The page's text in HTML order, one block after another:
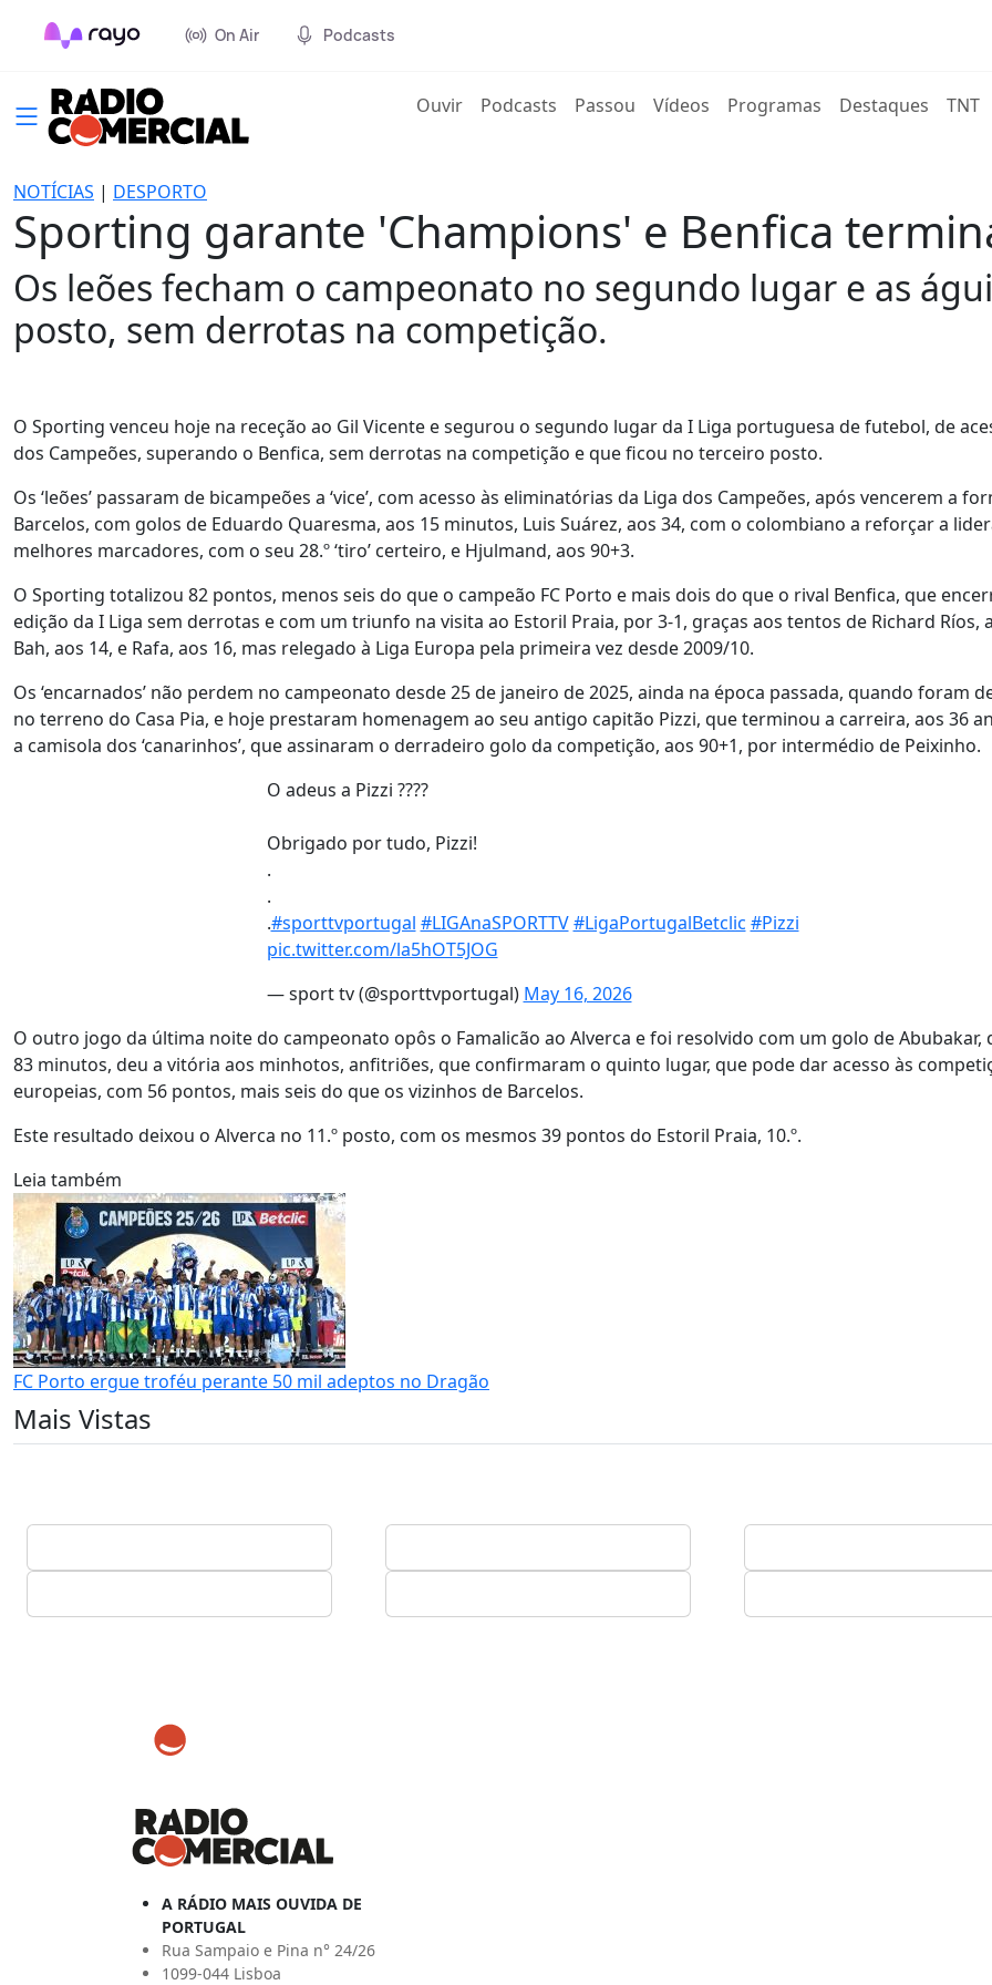
On Air Podcasts
Ouvir(current)
Podcasts Passou Vídeos Programas Destaques TNT
NOTÍCIAS | DESPORTO
Sporting garante 'Champions' e Benfica
Os leões fecham o campeonato no segundo lugar e as
posto, sem derrotas na competição.
O Sporting venceu hoje na receção ao Gil Vicente e segurou o segundo lugar da I Liga portuguesa de futebol, de
dos Campeões, superando o Benfica, sem derrotas na competição e que ficou no terceiro posto.
Os ‘leões’ passaram de bicampeões a ‘vice’, com acesso às eliminatórias da Liga dos Campeões, após vencerem a
Barcelos, com golos de Eduardo Quaresma, aos 15 minutos, Luis Suárez, aos 34, com o colombiano a reforçar a
melhores marcadores, com o seu 28.º ‘tiro’ certeiro, e Hjulmand, aos 90+3.
O Sporting totalizou 82 pontos, menos seis do que o campeão FC Porto e mais dois do que o rival Benfica, que
edição da I Liga sem derrotas e com um triunfo na visita ao Estoril Praia, por 3-1, graças aos tentos de Richard Ríos,
Bah, aos 14, e Rafa, aos 16, mas relegado à Liga Europa pela primeira vez desde 2009/10.
Os ‘encarnados’ não perdem no campeonato desde 25 de janeiro de 2025, ainda na época passada, quando foram
no terreno do Casa Pia, e hoje prestaram homenagem ao seu antigo capitão Pizzi, que terminou a carreira, aos 36
a camisola dos ‘canarinhos’, que assinaram o derradeiro golo da competição, aos 90+1, por intermédio de Peixinho.
O adeus a Pizzi ????
Obrigado por tudo, Pizzi!
.
.
.#sporttvportugal #LIGAnaSPORTTV #LigaPortugalBetclic #Pizzi
pic.twitter.com/la5hOT5JOG
— sport tv (@sporttvportugal) May 16, 2026
O outro jogo da última noite do campeonato opôs o Famalicão ao Alverca e foi resolvido com um golo de Abubakar,
83 minutos, deu a vitória aos minhotos, anfitriões, que confirmaram o quinto lugar, que pode dar acesso às
europeias, com 56 pontos, mais seis do que os vizinhos de Barcelos.
Este resultado deixou o Alverca no 11.º posto, com os mesmos 39 pontos do Estoril Praia, 10.º.
Leia também
FC Porto ergue troféu perante 50 mil adeptos no Dragão
Mais Vistas
A RÁDIO MAIS OUVIDA DE
PORTUGAL
Rua Sampaio e Pina n° 24/26
1099-044 Lisboa